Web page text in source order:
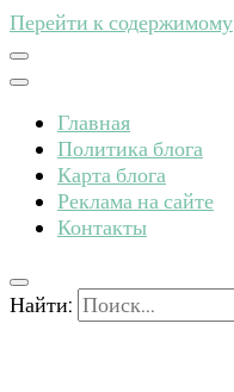
Перейти к содержимому
Главная
Политика блога
Карта блога
Реклама на сайте
Контакты
Найти: